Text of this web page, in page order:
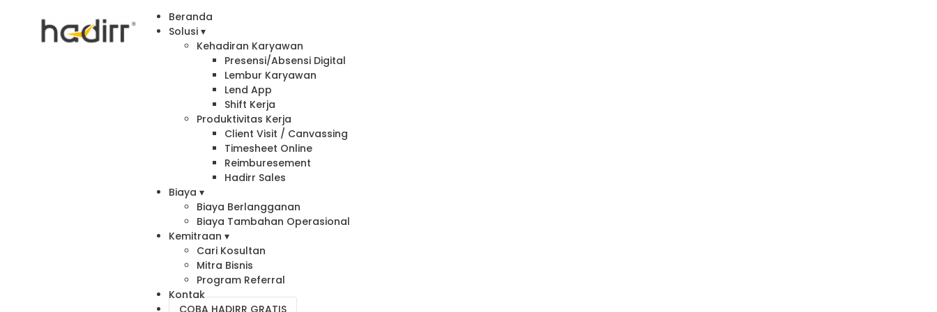
Beranda
Solusi ▾
Kehadiran Karyawan
Presensi/Absensi Digital
Lembur Karyawan
Lend App
Shift Kerja
Produktivitas Kerja
Client Visit / Canvassing
Timesheet Online
Reimburesement
Hadirr Sales
Biaya ▾
Biaya Berlangganan
Biaya Tambahan Operasional
Kemitraan ▾
Cari Kosultan
Mitra Bisnis
Program Referral
Kontak
COBA HADIRR GRATIS